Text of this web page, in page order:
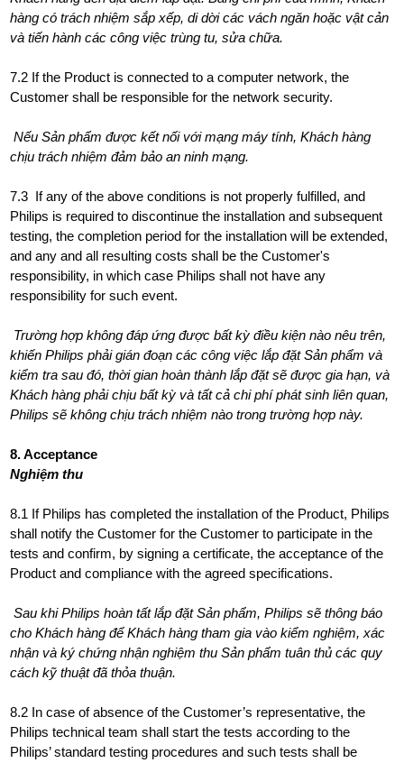
hàng có trách nhiệm sắp xếp, di dời các vách ngăn hoặc vật cản
và tiến hành các công việc trùng tu, sửa chữa.
7.2 If the Product is connected to a computer network, the
Customer shall be responsible for the network security.
Nếu Sản phẩm được kết nối với mạng máy tính, Khách hàng
chịu trách nhiệm đảm bảo an ninh mạng.
7.3 If any of the above conditions is not properly fulfilled, and
Philips is required to discontinue the installation and subsequent
testing, the completion period for the installation will be extended,
and any and all resulting costs shall be the Customer's
responsibility, in which case Philips shall not have any
responsibility for such event.
Trường hợp không đáp ứng được bất kỳ điều kiện nào nêu trên,
khiến Philips phải gián đoạn các công việc lắp đặt Sản phẩm và
kiểm tra sau đó, thời gian hoàn thành lắp đặt sẽ được gia hạn, và
Khách hàng phải chịu bất kỳ và tất cả chi phí phát sinh liên quan,
Philips sẽ không chịu trách nhiệm nào trong trường hợp này.
8. Acceptance
Nghiệm thu
8.1 If Philips has completed the installation of the Product, Philips
shall notify the Customer for the Customer to participate in the
tests and confirm, by signing a certificate, the acceptance of the
Product and compliance with the agreed specifications.
Sau khi Philips hoàn tất lắp đặt Sản phẩm, Philips sẽ thông báo
cho Khách hàng để Khách hàng tham gia vào kiểm nghiệm, xác
nhận và ký chứng nhận nghiệm thu Sản phẩm tuân thủ các quy
cách kỹ thuật đã thỏa thuận.
8.2 In case of absence of the Customer’s representative, the
Philips technical team shall start the tests according to the
Philips’ standard testing procedures and such tests shall be